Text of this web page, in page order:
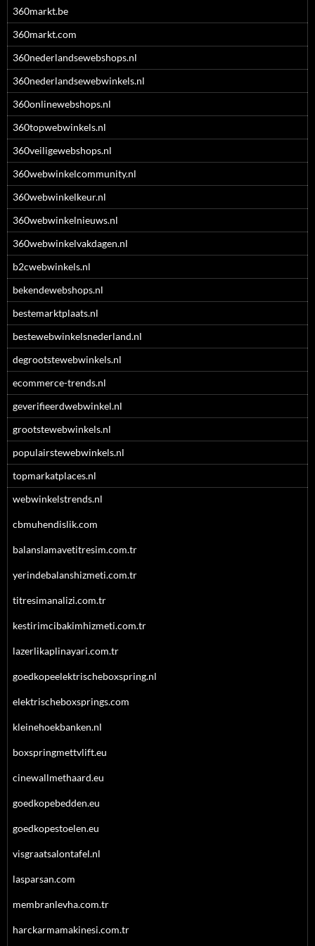
360markt.be
360markt.com
360nederlandsewebshops.nl
360nederlandsewebwinkels.nl
360onlinewebshops.nl
360topwebwinkels.nl
360veiligewebshops.nl
360webwinkelcommunity.nl
360webwinkelkeur.nl
360webwinkelnieuws.nl
360webwinkelvakdagen.nl
b2cwebwinkels.nl
bekendewebshops.nl
bestemarktplaats.nl
bestewebwinkelsnederland.nl
degrootstewebwinkels.nl
ecommerce-trends.nl
geverifieerdwebwinkel.nl
grootstewebwinkels.nl
populairstewebwinkels.nl
topmarkatplaces.nl
webwinkelstrends.nl
cbmuhendislik.com
balanslamavetitresim.com.tr
yerindebalanshizmeti.com.tr
titresimanalizi.com.tr
kestirimcibakimhizmeti.com.tr
lazerlikaplinayari.com.tr
goedkopeelektrischeboxspring.nl
elektrischeboxsprings.com
kleinehoekbanken.nl
boxspringmettvlift.eu
cinewallmethaard.eu
goedkopebedden.eu
goedkopestoelen.eu
visgraatsalontafel.nl
lasparsan.com
membranlevha.com.tr
harckarmamakinesi.com.tr